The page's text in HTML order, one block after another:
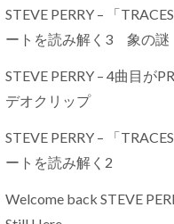
STEVE PERRY – 「
ートを読み解く3 象の謎
STEVE PERRY – 4曲目が
デオクリップ
STEVE PERRY – 「
ートを読み解く2
Welcome back STEVE